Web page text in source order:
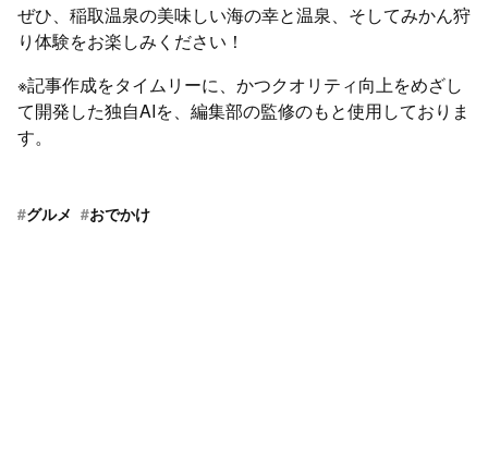
ぜひ、稲取温泉の美味しい海の幸と温泉、そしてみかん狩
り体験をお楽しみください！
※記事作成をタイムリーに、かつクオリティ向上をめざし
て開発した独自AIを、編集部の監修のもと使用しておりま
す。
#グルメ #おでかけ